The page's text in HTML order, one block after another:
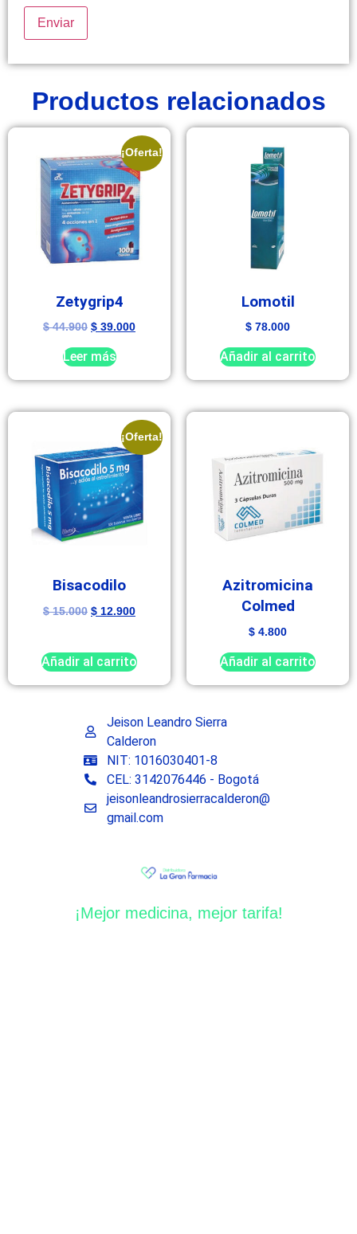
Productos relacionados
¡Oferta!
Zetygrip4
$44.900 $ 39.000
Leer más
Lomotil
$ 78.000
Añadir al carrito
¡Oferta!
Bisacodilo
$15.000 $ 12.900
Añadir al carrito
Azitromicina
Colmed
$ 4.800
Añadir al carrito
Jeison Leandro Sierra
Calderon
NIT: 1016030401-8
CEL: 3142076446 - Bogotá
jeisonleandrosierracalderon@
gmail.com
¡Mejor medicina, mejor tarifa!